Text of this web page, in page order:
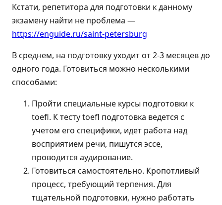
Кстати, репетитора для подготовки к данному
экзамену найти не проблема —
https://enguide.ru/saint-petersburg
В среднем, на подготовку уходит от 2-3 месяцев до
одного года. Готовиться можно несколькими
способами:
Пройти специальные курсы подготовки к
toefl. К тесту toefl подготовка ведется с
учетом его специфики, идет работа над
восприятием речи, пишутся эссе,
проводится аудирование.
Готовиться самостоятельно. Кропотливый
процесс, требующий терпения. Для
тщательной подготовки, нужно работать